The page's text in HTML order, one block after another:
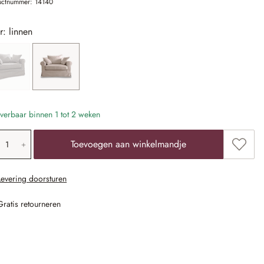
linnen
grijs
(Deze optie is momenteel niet beschikbaar.)
linnen
binnen 1 tot 2 weken
voer de gewenste
Toevoegen aan winkelmandje
doorsturen
retourneren